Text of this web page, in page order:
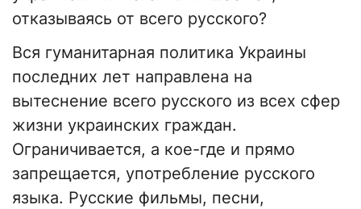
отказываясь от всего русского?
Вся гуманитарная политика Украины
последних лет направлена на
вытеснение всего русского из всех сфер
жизни украинских граждан.
Ограничивается, а кое-где и прямо
запрещается, употребление русского
языка. Русские фильмы, песни,